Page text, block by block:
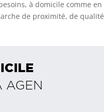
à domicile comme en
de proximité, de qualité
AGEN